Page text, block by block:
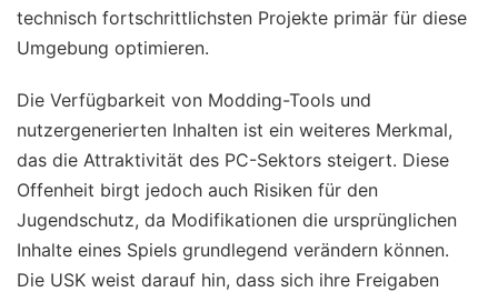
technisch fortschrittlichsten Projekte primär für diese
Umgebung optimieren.
Die Verfügbarkeit von Modding-Tools und
nutzergenerierten Inhalten ist ein weiteres Merkmal,
das die Attraktivität des PC-Sektors steigert. Diese
Offenheit birgt jedoch auch Risiken für den
Jugendschutz, da Modifikationen die ursprünglichen
Inhalte eines Spiels grundlegend verändern können.
Die USK weist darauf hin, dass sich ihre Freigaben